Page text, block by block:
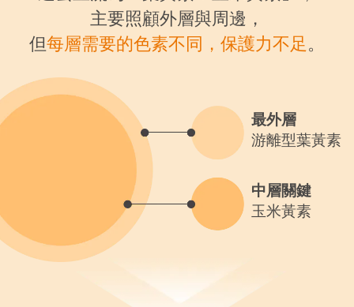
主要照顧外層與周邊，
但每層需要的色素不同，保護力不足 。
最外層
游離型葉黃素
中層關鍵
玉米黃素